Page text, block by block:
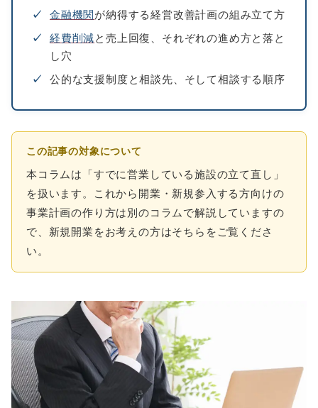
✓
金融機関が納得する経営改善計画の組み立て方
✓
経費削減と売上回復、それぞれの進め方と落と
し穴
✓
公的な支援制度と相談先、そして相談する順序
この記事の対象について
本コラムは「すでに営業している施設の立て直し」
を扱います。これから開業・新規参入する方向けの
事業計画の作り方は別のコラムで解説していますの
で、新規開業をお考えの方はそちらをご覧くださ
い。